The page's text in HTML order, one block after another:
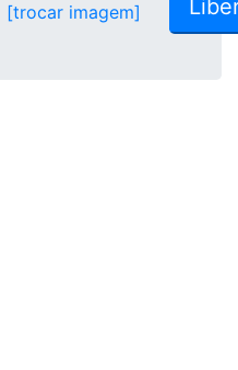
[trocar imagem]